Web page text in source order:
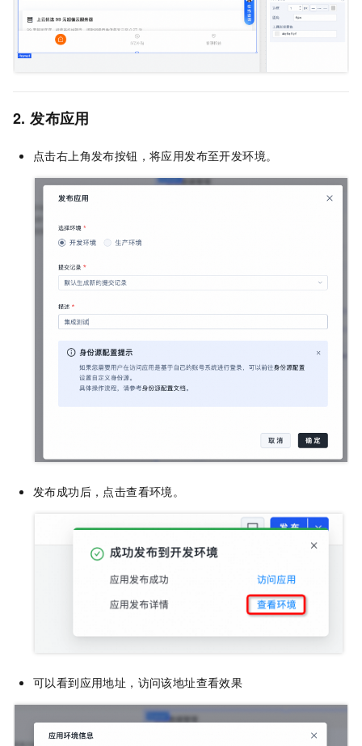
2. 发布应用
点击右上角发布按钮，将应用发布至开发环境。
发布成功后，点击查看环境。
可以看到应用地址，访问该地址查看效果